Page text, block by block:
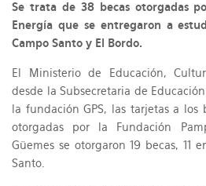
Se trata de 38 becas otorgadas
Energía que se entregaron a
Campo Santo y El Bordo.
El Ministerio de Educación,
desde la Subsecretaria de
la fundación GPS, las tarjetas a los
otorgadas por la Fundación
Güemes se otorgaron 19 becas, 11
Santo.